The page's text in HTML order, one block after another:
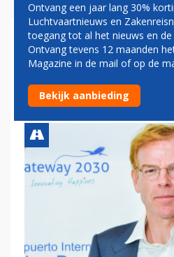
JOOST MEIJS
TOPMAN VAN
AACHEN AIRPORT
Ontvang een jaar lang 30%
Luchtvaartnieuws en
toegang tot al het nieuws en
Ontvang tevens 12 maanden
Magazine in de mail of op de
Bekijk aanbieding